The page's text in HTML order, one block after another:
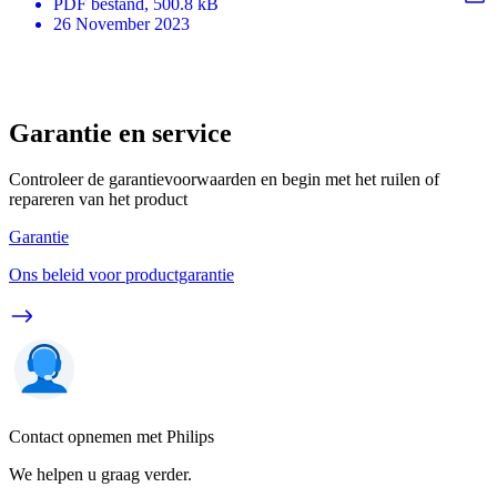
26 November 2023
Garantie en service
Controleer de garantievoorwaarden en begin met het ruilen of
repareren van het product
Garantie
Ons beleid voor productgarantie
Contact opnemen met Philips
We helpen u graag verder.